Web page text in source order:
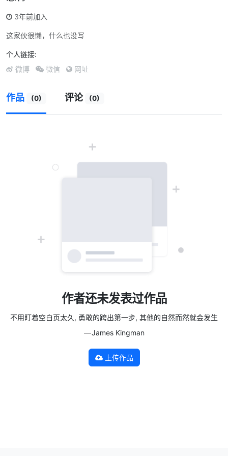
3年前加入
这家伙很懒，什么也没写
个人链接:
微博 微信 网址
作品 (0) 评论 (0)
作者还未发表过作品
不用盯着空白页太久, 勇敢的跨出第一步, 其他的自然而然就会发生
— James Kingman
上传作品